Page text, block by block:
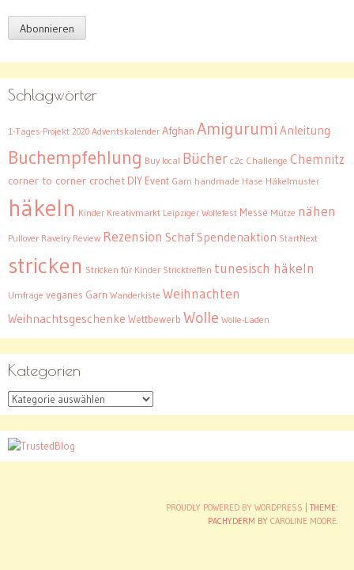
Schlagwörter
1-Tages-Projekt 2020 Adventskalender Afghan Amigurumi Anleitung
Buchempfehlung Buy local Bücher c2c Challenge Chemnitz
corner to corner crochet DIY Event Garn handmade Hase Häkelmuster
häkeln Kinder Kreativmarkt Leipziger Wollefest Messe Mütze nähen
Pullover Ravelry Review Rezension Schaf Spendenaktion StartNext
stricken Stricken für Kinder Stricktreffen tunesisch häkeln
Umfrage veganes Garn Wanderkiste Weihnachten
Weihnachtsgeschenke Wettbewerb Wolle Wolle-Laden
Kategorien
Kategorien
PROUDLY POWERED BY WORDPRESS
THEME:
PACHYDERM BY CAROLINE MOORE